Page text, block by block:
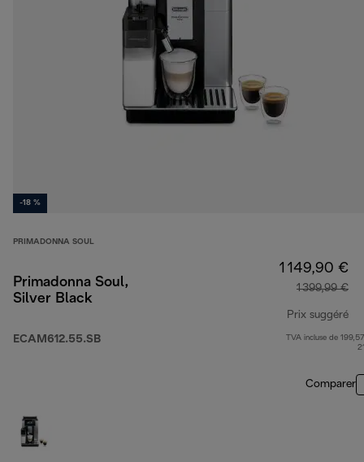
-18 %
PRIMADONNA SOUL
Primadonna Soul,
Silver Black
ECAM612.55.SB
1 149,90 €
1 399,99 €
Prix suggéré
TVA incluse de
Comparer